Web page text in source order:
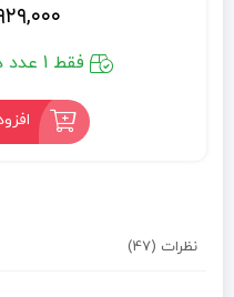
فقط 1 عدد در انبار موجود است
نظرات (47)